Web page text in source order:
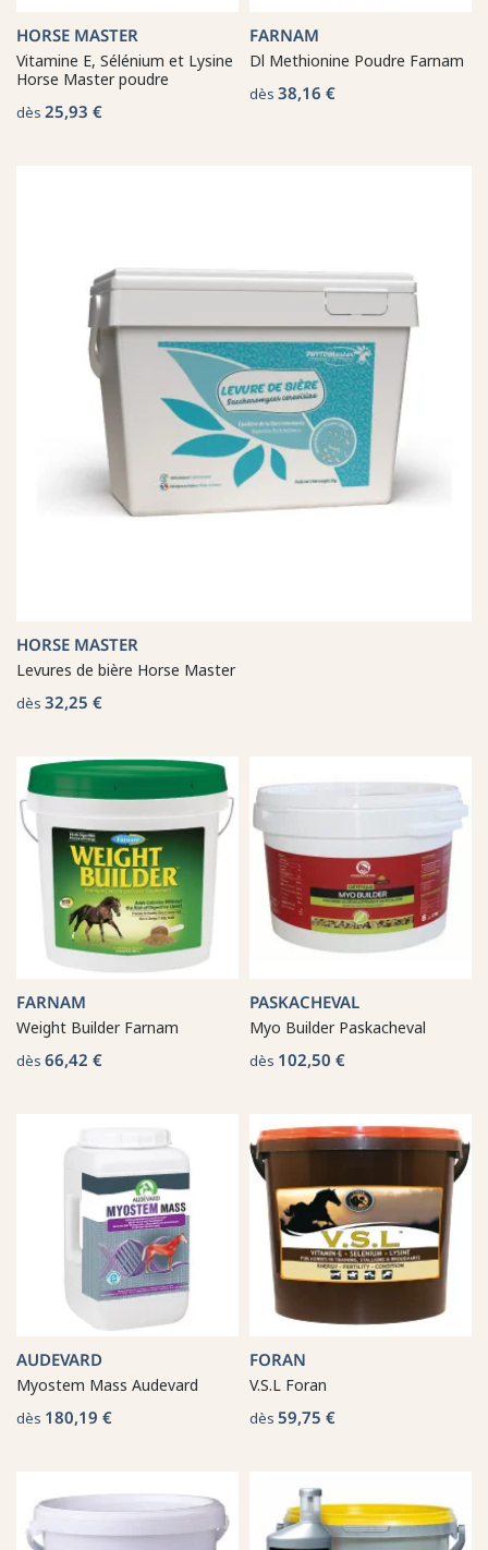
HORSE MASTER
Vitamine E, Sélénium et Lysine
Horse Master poudre
dès 25,93 €
FARNAM
Dl Methionine Poudre Farnam
dès 38,16 €
HORSE MASTER
Levures de bière Horse Master
dès 32,25 €
FARNAM
Weight Builder Farnam
dès 66,42 €
PASKACHEVAL
Myo Builder Paskacheval
dès 102,50 €
AUDEVARD
Myostem Mass Audevard
dès 180,19 €
FORAN
V.S.L Foran
dès 59,75 €